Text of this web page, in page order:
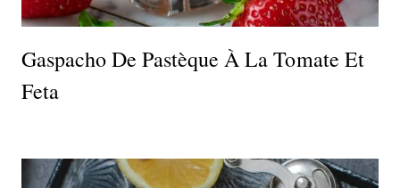
Gaspacho De Pastèque À La Tomate Et
Feta